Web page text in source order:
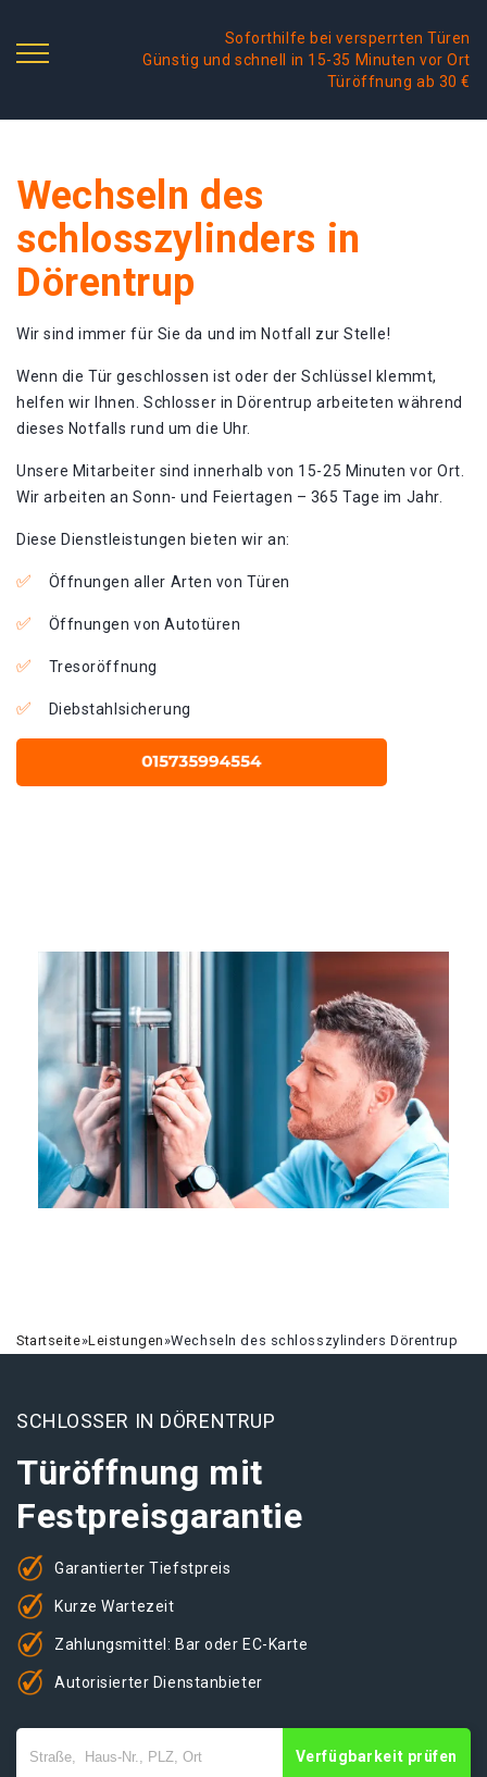
Soforthilfe bei versperrten Türen
Günstig und schnell in 15-35 Minuten vor Ort
Türöffnung ab 30 €
Wechseln des
schlosszylinders in
Dörentrup
Wir sind immer für Sie da und im Notfall zur Stelle!
Wenn die Tür geschlossen ist oder der Schlüssel klemmt,
helfen wir Ihnen. Schlosser in Dörentrup arbeiteten während
dieses Notfalls rund um die Uhr.
Unsere Mitarbeiter sind innerhalb von 15-25 Minuten vor Ort.
Wir arbeiten an Sonn- und Feiertagen – 365 Tage im Jahr.
Diese Dienstleistungen bieten wir an:
Öffnungen aller Arten von Türen
Öffnungen von Autotüren
Tresoröffnung
Diebstahlsicherung
Startseite»Leistungen»Wechseln des schlosszylinders Dörentrup
SCHLOSSER IN DÖRENTRUP
Türöffnung mit
Festpreisgarantie
Garantierter Tiefstpreis
Kurze Wartezeit
Zahlungsmittel: Bar oder EC-Karte
Autorisierter Dienstanbieter
Verfügbarkeit prüfen